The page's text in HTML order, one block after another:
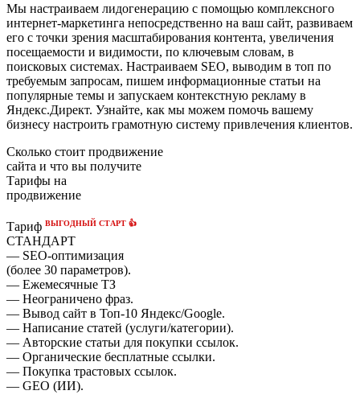
Мы настраиваем лидогенерацию с помощью комплексного
интернет-маркетинга непосредственно на ваш сайт, развиваем
его с точки зрения масштабирования контента, увеличения
посещаемости и видимости, по ключевым словам, в
поисковых системах. Настраиваем SEO, выводим в топ по
требуемым запросам, пишем информационные статьи на
популярные темы и запускаем контекстную рекламу в
Яндекс.Директ. Узнайте, как мы можем помочь вашему
бизнесу настроить грамотную систему привлечения клиентов.
Сколько стоит продвижение
сайта и что вы получите
Тарифы на
продвижение
Тариф ВЫГОДНЫЙ СТАРТ 👍
СТАНДАРТ
— SEO-оптимизация
(более 30 параметров).
— Ежемесячные ТЗ
— Неограничено фраз.
— Вывод сайт в Топ-10 Яндекс/Google.
— Написание статей (услуги/категории).
— Авторские статьи для покупки ссылок.
— Органические бесплатные ссылки.
— Покупка трастовых ссылок.
— GEO (ИИ).